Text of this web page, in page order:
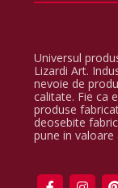
Universul
Lizardi Art.
nevoie de
calitate. Fie ca
produse
deosebite
pune in